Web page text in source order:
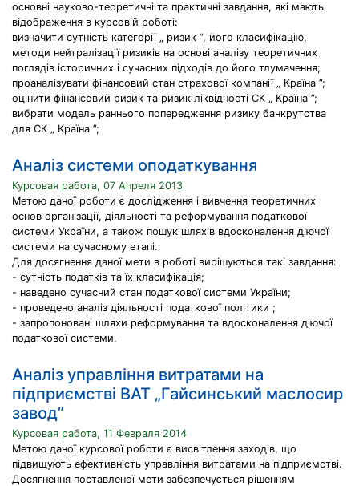
основні науково-теоретичні та практичні завдання, які мають
відображення в курсовій роботі:
визначити сутність категорії „ ризик ”, його класифікацію,
методи нейтралізації ризиків на основі аналізу теоретичних
поглядів історичних і сучасних підходів до його тлумачення;
проаналізувати фінансовий стан страхової компанії „ Країна ”;
оцінити фінансовий ризик та ризик ліквідності СК „ Країна ”;
вибрати модель раннього попередження ризику банкрутства
для СК „ Країна ”;
Аналіз системи оподаткування
Курсовая работа, 07 Апреля 2013
Метою даної роботи є дослідження і вивчення теоретичних
основ організації, діяльності та реформування податкової
системи України, а також пошук шляхів вдосконалення діючої
системи на сучасному етапі.
Для досягнення даної мети в роботі вирішуються такі завдання:
- сутність податків та їх класифікація;
- наведено сучасний стан податкової системи України;
- проведено аналіз діяльності податкової політики ;
- запропоновані шляхи реформування та вдосконалення діючої
податкової системи.
Аналіз управління витратами на
підприємстві ВАТ „Гайсинський маслосир
завод”
Курсовая работа, 11 Февраля 2014
Метою даної курсової роботи є висвітлення заходів, що
підвищують ефективність управління витратами на підприємстві.
Досягнення поставленої мети забезпечується рішенням